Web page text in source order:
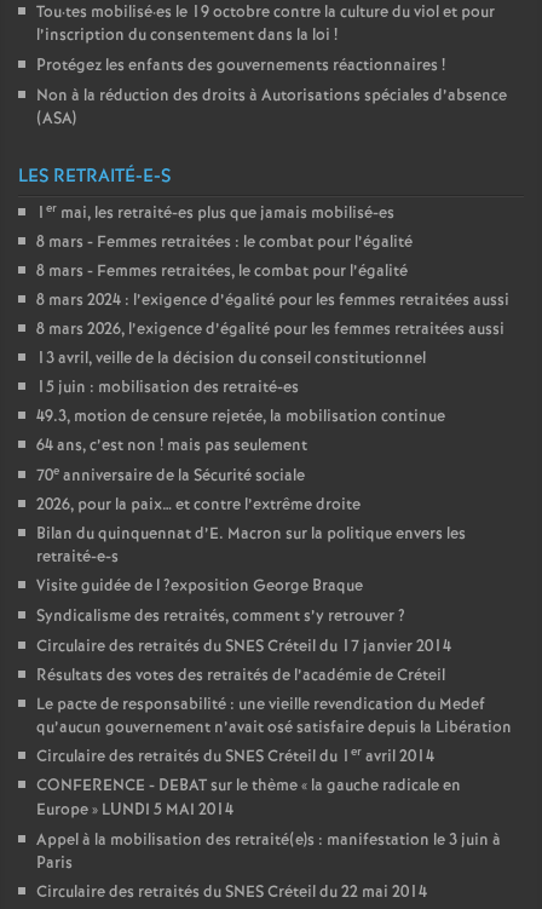
Tou·tes mobilisé·es le 19 octobre contre la culture du viol et pour
l’inscription du consentement dans la loi !
Protégez les enfants des gouvernements réactionnaires !
Non à la réduction des droits à Autorisations spéciales d’absence
(ASA)
LES RETRAITÉ-E-S
1 er mai, les retraité-es plus que jamais mobilisé-es
8 mars - Femmes retraitées : le combat pour l’égalité
8 mars - Femmes retraitées, le combat pour l’égalité
8 mars 2024 : l’exigence d’égalité pour les femmes retraitées aussi
8 mars 2026, l’exigence d’égalité pour les femmes retraitées aussi
13 avril, veille de la décision du conseil constitutionnel
15 juin : mobilisation des retraité-es
49.3, motion de censure rejetée, la mobilisation continue
64 ans, c’est non ! mais pas seulement
70e anniversaire de la Sécurité sociale
2026, pour la paix… et contre l’extrême droite
Bilan du quinquennat d’E. Macron sur la politique envers les
retraité-e-s
Visite guidée de l?exposition George Braque
Syndicalisme des retraités, comment s’y retrouver?
Circulaire des retraités duSNESCréteil du 17 janvier 2014
Résultats des votes des retraités de l’académie de Créteil
Le pacte de responsabilité : une vieille revendication du Medef
qu’aucun gouvernement n’avait osé satisfaire depuis la Libération
Circulaire des retraités duSNESCréteil du 1 er avril 2014
CONFERENCE - DEBATsur le thème « la gauche radicale en
Europe» LUNDI 5 MAI 2014
Appel à la mobilisation des retraité(e)s : manifestation le 3 juin à
Paris
Circulaire des retraités duSNESCréteil du 22 mai 2014